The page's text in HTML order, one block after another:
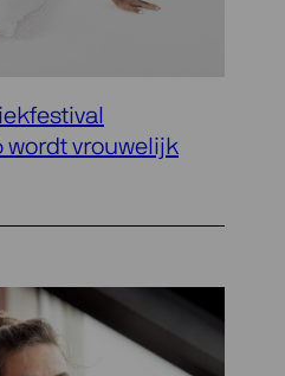
wordt vrouwelijk